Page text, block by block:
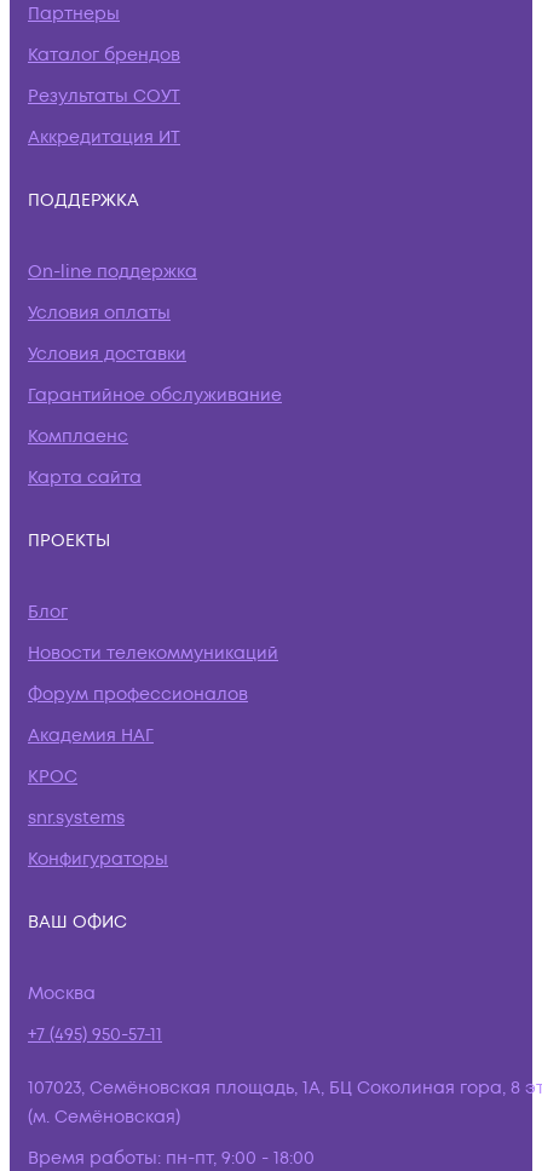
Партнеры
Каталог брендов
Результаты СОУТ
Аккредитация ИТ
ПОДДЕРЖКА
On-line поддержка
Условия оплаты
Условия доставки
Гарантийное обслуживание
Комплаенс
Карта сайта
ПРОЕКТЫ
Блог
Новости телекоммуникаций
Форум профессионалов
Академия НАГ
КРОС
snr.systems
Конфигураторы
ВАШ ОФИС
Москва
+7 (495) 950-57-11
107023, Семёновская площадь, 1А, БЦ Соколиная гора, 8
(м. Семёновская)
Время работы: пн-пт, 9:00 - 18:00